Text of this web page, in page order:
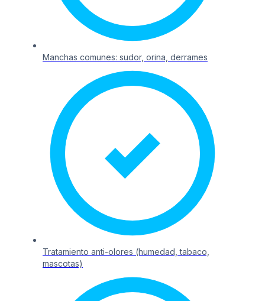
Manchas comunes: sudor, orina, derrames
Tratamiento anti-olores (humedad, tabaco,
mascotas)